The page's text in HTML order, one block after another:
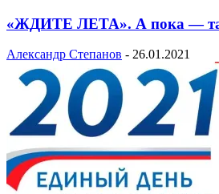
«ЖДИТЕ ЛЕТА». А пока —
Александр Степанов - 26.01.2021